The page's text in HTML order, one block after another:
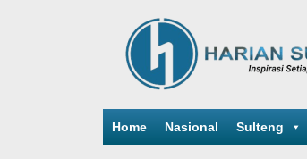
Home Nasional Sulteng